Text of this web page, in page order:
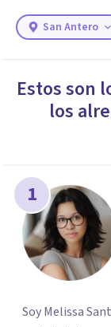
necesidades.
San Antero
Estos son
los
1
Soy Melissa